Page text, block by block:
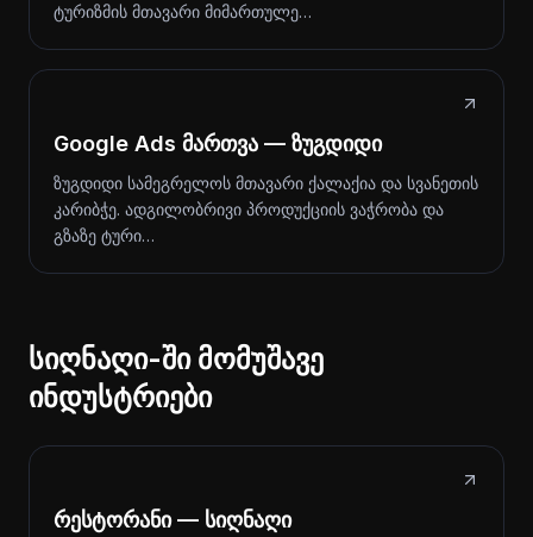
ტურიზმის მთავარი მიმართულე…
Google Ads მართვა — ზუგდიდი
ზუგდიდი სამეგრელოს მთავარი ქალაქია და სვანეთის
კარიბჭე. ადგილობრივი პროდუქციის ვაჭრობა და
გზაზე ტური…
სიღნაღი-ში მომუშავე
ინდუსტრიები
რესტორანი — სიღნაღი